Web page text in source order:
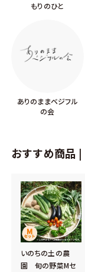
もりのひと
ありのままベジフル
の会
おすすめ商品 |
いのちの土の農
園 旬の野菜Mセ